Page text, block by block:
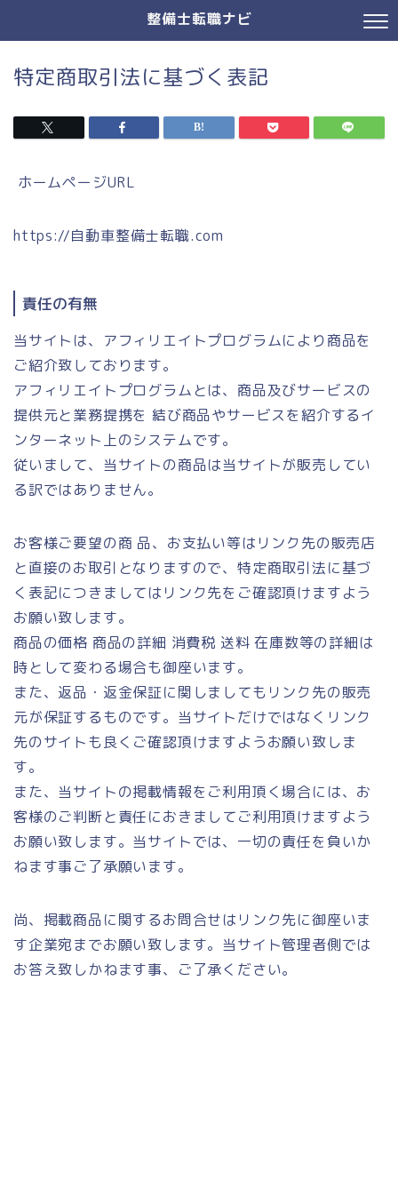
整備士転職ナビ
特定商取引法に基づく表記
ホームページURL
https://自動車整備士転職.com
責任の有無
当サイトは、アフィリエイトプログラムにより商品を
ご紹介致しております。
アフィリエイトプログラムとは、商品及びサービスの
提供元と業務提携を 結び商品やサービスを紹介するイ
ンターネット上のシステムです。
従いまして、当サイトの商品は当サイトが販売してい
る訳ではありません。
お客様ご要望の商 品、お支払い等はリンク先の販売店
と直接のお取引となりますので、特定商取引法に基づ
く表記につきましてはリンク先をご確認頂けますよう
お願い致します。
商品の価格 商品の詳細 消費税 送料 在庫数等の詳細は
時として変わる場合も御座います。
また、返品・返金保証に関しましてもリンク先の販売
元が保証するものです。当サイトだけではなくリンク
先のサイトも良くご確認頂けますようお願い致しま
す。
また、当サイトの掲載情報をご利用頂く場合には、お
客様のご判断と責任におきましてご利用頂けますよう
お願い致します。当サイトでは、一切の責任を負いか
ねます事ご了承願います。
尚、掲載商品に関するお問合せはリンク先に御座いま
す企業宛までお願い致します。当サイト管理者側では
お答え致しかねます事、ご了承ください。